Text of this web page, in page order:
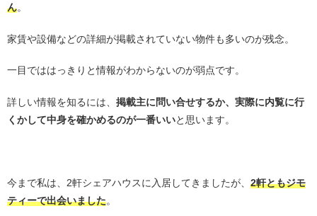
ん。
家賃や設備などの詳細が掲載されていない物件も多いのが残念。
一目でははっきりと情報がわからないのが弱点です。
詳しい情報を知るには、 掲載主に問い合せするか、実際に内覧に行
くかして中身を確かめるのが一番いいと思います。
今まで私は、2軒シェアハウスに入居してきましたが、 2軒ともジモ
ティーで出会いました。